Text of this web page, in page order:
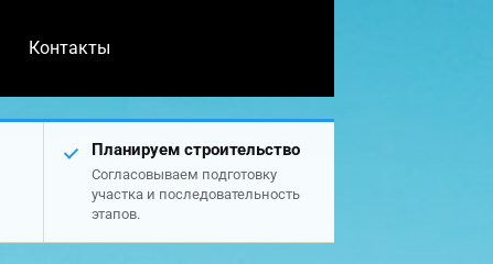
Контакты
Планируем строительство
Согласовываем подготовку
участка и последовательность
этапов.